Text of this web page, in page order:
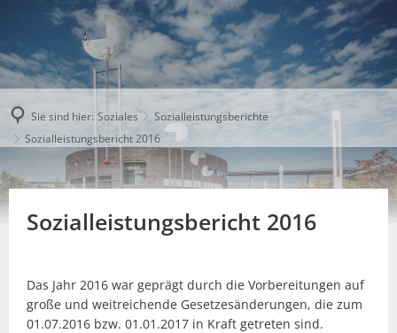
Sie sind hier: Soziales
Sozialleistungsberichte
Sozialleistungsbericht 2016
Sozialleistungsbericht 2016
Das Jahr 2016 war geprägt durch die Vorbereitungen auf
große und weitreichende Gesetzesänderungen, die zum
01.07.2016 bzw. 01.01.2017 in Kraft getreten sind.